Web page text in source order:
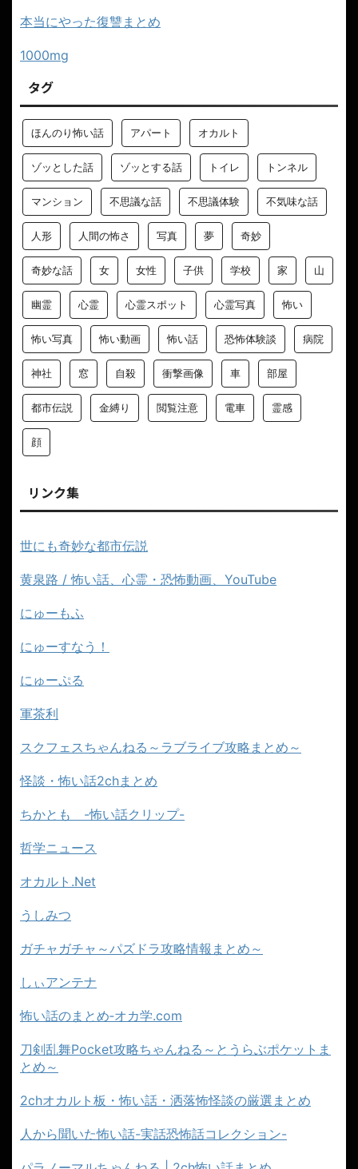
本当にやった復讐まとめ
1000mg
タグ
ほんのり怖い話 アパート オカルト
ゾッとした話 ゾッとする話 トイレ トンネル
マンション 不思議な話 不思議体験 不気味な話
人形 人間の怖さ 写真 夢 奇妙
奇妙な話 女 女性 子供 学校 家 山
幽霊 心霊 心霊スポット 心霊写真 怖い
怖い写真 怖い動画 怖い話 恐怖体験談 病院
神社 窓 自殺 衝撃画像 車 部屋
都市伝説 金縛り 閲覧注意 電車 霊感
顔
リンク集
世にも奇妙な都市伝説
黄泉路 / 怖い話、心霊・恐怖動画、YouTube
にゅーもふ
にゅーすなう！
にゅーぷる
軍茶利
スクフェスちゃんねる～ラブライブ攻略まとめ～
怪談・怖い話2chまとめ
ちかとも -怖い話クリップ-
哲学ニュース
オカルト.Net
うしみつ
ガチャガチャ～パズドラ攻略情報まとめ～
しぃアンテナ
怖い話のまとめ‐オカ学.com
刀剣乱舞Pocket攻略ちゃんねる～とうらぶポケットま
とめ～
2chオカルト板・怖い話・洒落怖怪談の厳選まとめ
人から聞いた怖い話-実話恐怖話コレクション-